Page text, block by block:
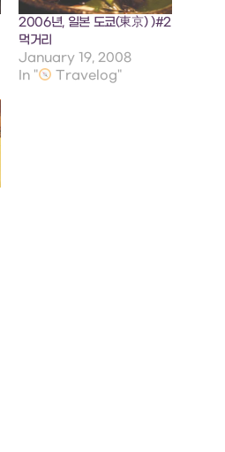
2006년, 일본 도쿄(東京) )#2
먹거리
January 19, 2008
In "
Travelog"